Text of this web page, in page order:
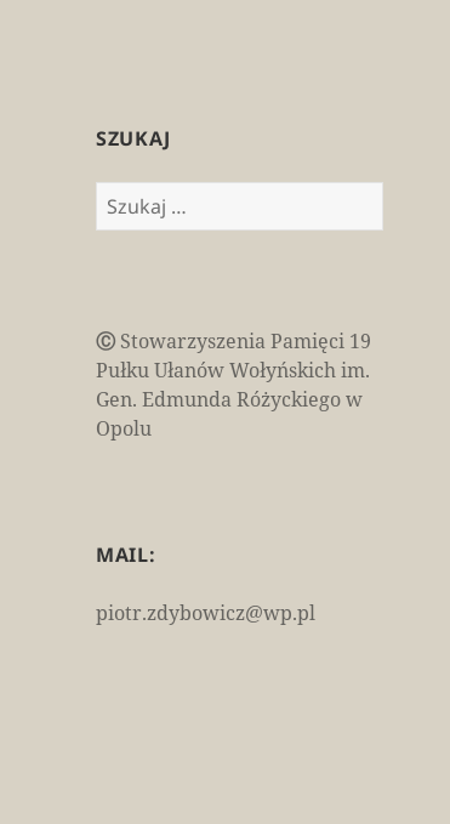
SZUKAJ
Szukaj:
Ⓒ Stowarzyszenia Pamięci 19
Pułku Ułanów Wołyńskich im.
Gen. Edmunda Różyckiego w
Opolu
MAIL:
piotr.zdybowicz@wp.pl